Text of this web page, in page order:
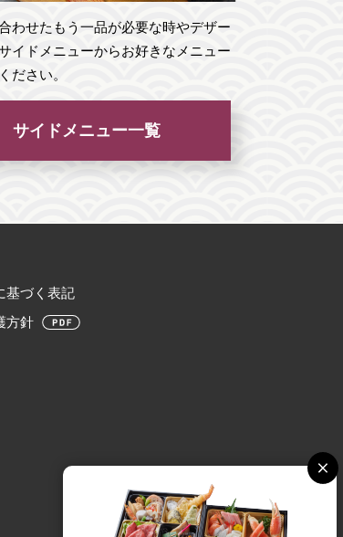
わせたもう一品が必要な時やデザー
イドメニューからお好きなメニュー
ださい。
サイドメニュー一覧
基づく表記
方針